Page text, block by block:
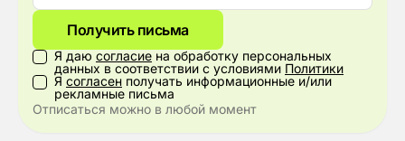
Получить письма
Я даю согласие на обработку персональных
данных в соответствии с условиями Политики
Я согласен получать информационные и/или
рекламные письма
Отписаться можно в любой момент